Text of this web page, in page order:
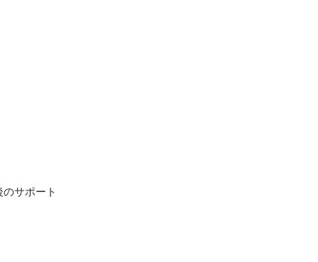
サポート